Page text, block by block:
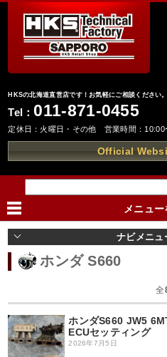
HKSの北海道直営店です！お気軽にご相談ください。
Tel： 011-871-0455
定休日：火曜日・その他 営業時間：10:00
Official
メニュー
ナビメニュ
ホンダ S660
全
ホンダS660 JW5
ECUセッティング
2026年7月5日